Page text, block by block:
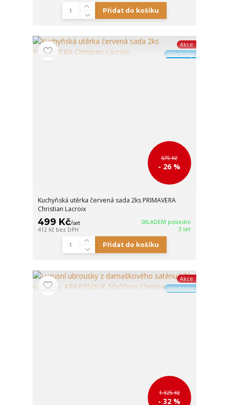
Přidat do košíku
Akce
Skladovky
675 Kč
- 26 %
Kuchyňská utěrka červená sada 2ks PRIMAVERA
Christian Lacroix
499 Kč/set
412 Kč bez DPH
SKLADEM poslední
3 set
Přidat do košíku
Akce
Skladovky
1 325 Kč
- 32 %